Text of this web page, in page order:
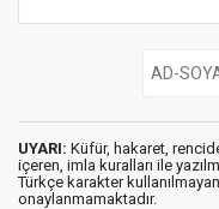
UYARI: Küfür, hakaret,
içeren, imla kuralları ile
Türkçe karakter
onaylanmamaktadır.